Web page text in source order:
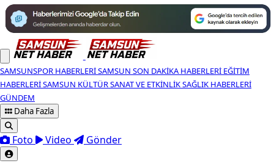
SAMSUNSPOR HABERLERISAMSUN SON DAKIKA HABERLERI EĞITIM
HABERLERISAMSUN KÜLTÜR SANAT VE ETKINLIKSAĞLIK HABERLERI
GÜNDEM
Daha Fazla
Foto Video Gönder